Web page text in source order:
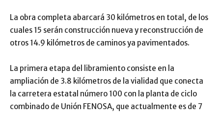
La obra completa abarcará 30 kilómetros en total, de los
cuales 15 serán construcción nueva y reconstrucción de
otros 14.9 kilómetros de caminos ya pavimentados.
La primera etapa del libramiento consiste en la
ampliación de 3.8 kilómetros de la vialidad que conecta
la carretera estatal número 100 con la planta de ciclo
combinado de Unión FENOSA, que actualmente es de 7